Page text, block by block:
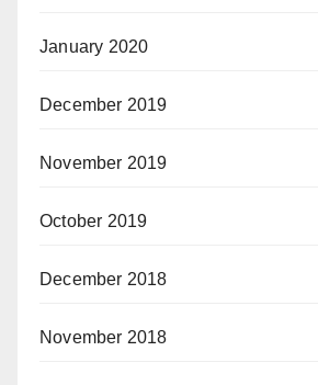
January 2020
December 2019
November 2019
October 2019
December 2018
November 2018